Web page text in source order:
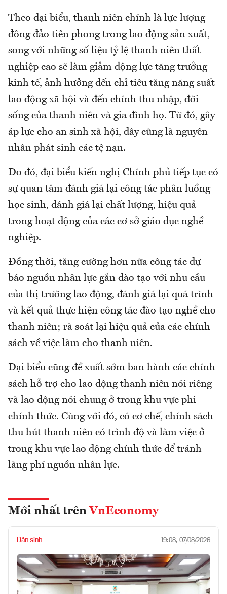
Theo đại biểu, thanh niên chính là lực lượng
đông đảo tiên phong trong lao động sản xuất,
song với những số liệu tỷ lệ thanh niên thất
nghiệp cao sẽ làm giảm động lực tăng trưởng
kinh tế, ảnh hưởng đến chỉ tiêu tăng năng suất
lao động xã hội và đến chính thu nhập, đời
sống của thanh niên và gia đình họ. Từ đó, gây
áp lực cho an sinh xã hội, đây cũng là nguyên
nhân phát sinh các tệ nạn.
Do đó, đại biểu kiến nghị Chính phủ tiếp tục có
sự quan tâm đánh giá lại công tác phân luồng
học sinh, đánh giá lại chất lượng, hiệu quả
trong hoạt động của các cơ sở giáo dục nghề
nghiệp.
Đồng thời, tăng cường hơn nữa công tác dự
báo nguồn nhân lực gắn đào tạo với nhu cầu
của thị trường lao động, đánh giá lại quá trình
và kết quả thực hiện công tác đào tạo nghề cho
thanh niên; rà soát lại hiệu quả của các chính
sách về việc làm cho thanh niên.
Đại biểu cũng đề xuất sớm ban hành các chính
sách hỗ trợ cho lao động thanh niên nói riêng
và lao động nói chung ở trong khu vực phi
chính thức. Cùng với đó, có cơ chế, chính sách
thu hút thanh niên có trình độ và làm việc ở
trong khu vực lao động chính thức để tránh
lãng phí nguồn nhân lực.
Mới nhất trên VnEconomy
Dân sinh 19:08, 07/08/2026